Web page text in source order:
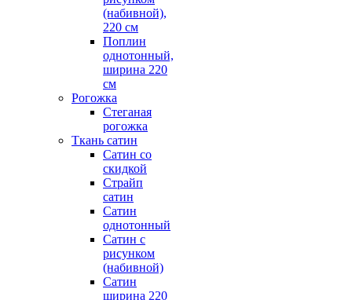
(набивной),
220 см
Поплин
однотонный,
ширина 220
см
Рогожка
Стеганая
рогожка
Ткань сатин
Сатин со
скидкой
Страйп
сатин
Сатин
однотонный
Сатин с
рисунком
(набивной)
Сатин
ширина 220